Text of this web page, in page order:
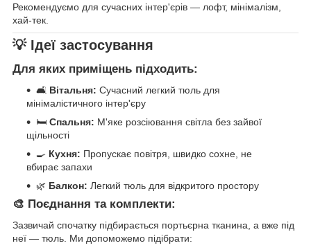
Рекомендуємо для сучасних інтер'єрів — лофт, мінімалізм,
хай-тек.
💡 Ідеї застосування
Для яких приміщень підходить:
🛋️ Вітальня: Сучасний легкий тюль для
мінімалістичного інтер'єру
🛏️ Спальня: М'яке розсіювання світла без зайвої
щільності
🍳 Кухня: Пропускає повітря, швидко сохне, не
вбирає запахи
🌿 Балкон: Легкий тюль для відкритого простору
🎨 Поєднання та комплекти:
Зазвичай спочатку підбирається портьєрна тканина, а вже під
неї — тюль. Ми допоможемо підібрати: